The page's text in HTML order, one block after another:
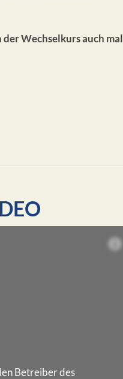
der Wechselkurs auch mal
Betreiber des